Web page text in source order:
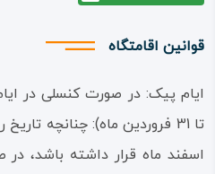
قوانین اقامتگاه
تا 31 فروردین ماه): چنانچه
اسفند ماه قرار داشته باشد،